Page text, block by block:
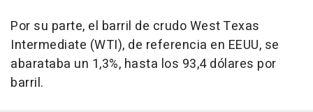
Por su parte, el barril de crudo West Texas
Intermediate (WTI), de referencia en EEUU, se
abarataba un 1,3%, hasta los 93,4 dólares por
barril.